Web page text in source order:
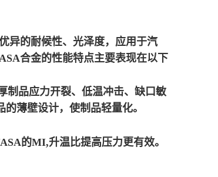
异的耐候性、光泽度，应用于汽
合金的性能特点主要表现在以下
制品应力开裂、低温冲击、缺口敏
薄壁设计，使制品轻量化。
的MI,升温比提高压力更有效。